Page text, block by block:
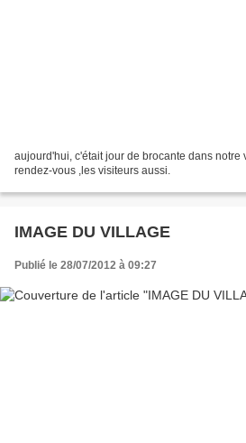
aujourd'hui, c'était jour de brocante dans notre
rendez-vous ,les visiteurs aussi.
IMAGE DU VILLAGE
Publié le 28/07/2012 à 09:27